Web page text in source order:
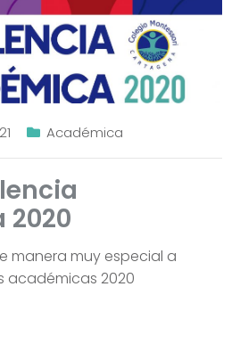
Académica
manera muy especial a
académicas 2020